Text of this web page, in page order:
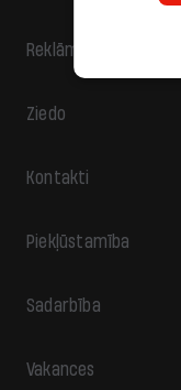
Reklāma
Ziedo
Kontakti
Piekļūstamība
Sadarbība
Vakances